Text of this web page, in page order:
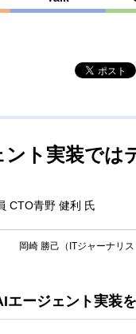
ト実装では
CTO青野 健利 氏
岡崎 勝己（ITジャーナリス
エージェント実装